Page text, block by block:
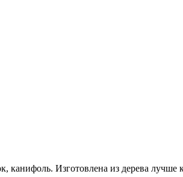
Изготовлена из дерева лучше